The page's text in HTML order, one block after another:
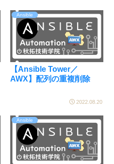
Ansible
【Ansible Tower／
AWX】配列の重複削除
2022.08.20
Ansible